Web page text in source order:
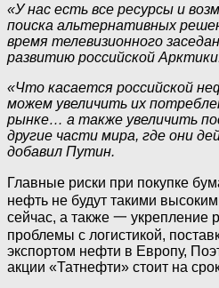
«У нас есть все ресурсы и
поиска альтернативных
время телевизионного
развитию российской
«Что касается российской
можем увеличить их
рынке… а также увеличить
другие части мира, где они
добавил Путин.
Главные риски при покупке
нефть не будут такими
сейчас, а также 一 укрепление
проблемы с логистикой,
экспортом нефти в Европу,
акции «Татнефти» стоит на